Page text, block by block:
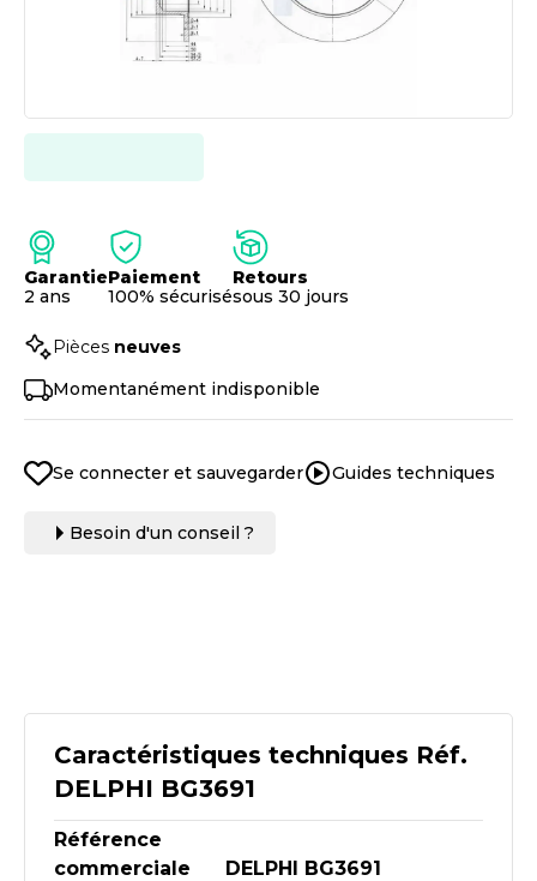
Caractéristiques techniques Réf.
DELPHI BG3691
Référence
commerciale
DELPHI BG3691
Garantie
2 ans
Paiement
100% sécurisé
Retours
sous 30 jours
Pièces neuves
Momentanément indisponible
Se connecter et sauvegarder Guides techniques
Besoin d'un conseil ?